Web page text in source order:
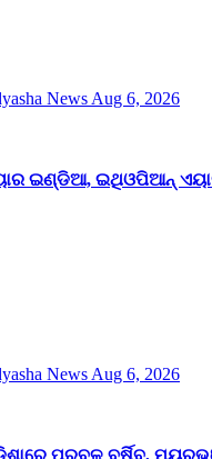
News Aug 6, 2026
ଇଣ୍ଡିଆ, ଇଥିଓପିଆନ୍
News Aug 6, 2026